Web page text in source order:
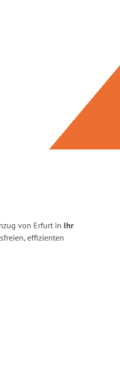
von Erfurt in Ihr
effizienten